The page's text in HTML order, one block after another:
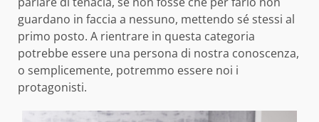
guardano in faccia a nessuno, mettendo sé stessi al
primo posto. A rientrare in questa categoria
potrebbe essere una persona di nostra conoscenza,
o semplicemente, potremmo essere noi i
protagonisti.